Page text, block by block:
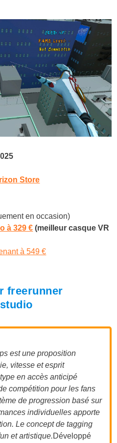
Store
en occasion)
à 329 € (meilleur casque VR
à 549 €
freerunner
est une proposition
vitesse et esprit
en accès anticipé
compétition pour les fans
de progression basé sur
individuelles apporte
Le concept de tagging
et artistique.Développé